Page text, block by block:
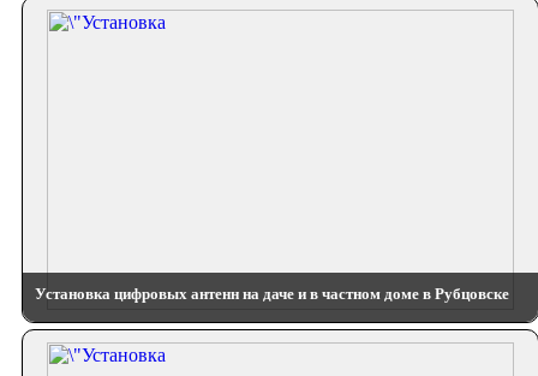
Установка цифровых антенн на даче и в частном доме в Рубцовске